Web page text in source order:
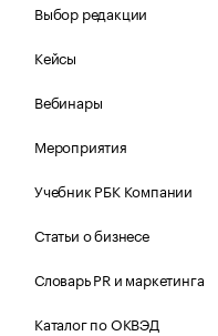
Выбор редакции
Кейсы
Вебинары
Мероприятия
Учебник РБК Компании
Статьи о бизнесе
Словарь PR и маркетинга
Каталог по ОКВЭД